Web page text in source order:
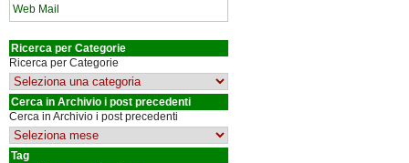
Web Mail
Ricerca per Categorie
Ricerca per Categorie
Cerca in Archivio i post precedenti
Cerca in Archivio i post precedenti
Tag